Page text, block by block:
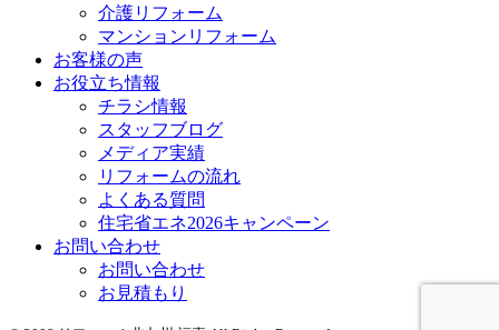
介護リフォーム
マンションリフォーム
お客様の声
お役立ち情報
チラシ情報
スタッフブログ
メディア実績
リフォームの流れ
よくある質問
住宅省エネ2026キャンペーン
お問い合わせ
お問い合わせ
お見積もり